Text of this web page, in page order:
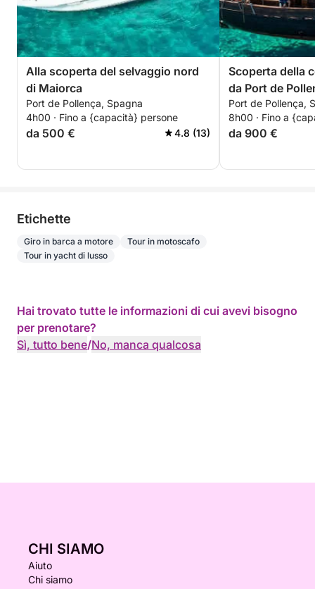
Alla scoperta del selvaggio nord
di Maiorca
Port de Pollença, Spagna
4h00 · Fino a {capacità} persone
da 500 € 4.8 (13)
Scoperta della
da Port de
Port de Pollença,
8h00 · Fino a
da 900 €
Etichette
Giro in barca a motore
Tour in motoscafo
Tour in yacht di lusso
Hai trovato tutte le informazioni di cui avevi bisogno
per prenotare?
Sì, tutto bene/No, manca qualcosa
CHI SIAMO
Aiuto
Chi siamo